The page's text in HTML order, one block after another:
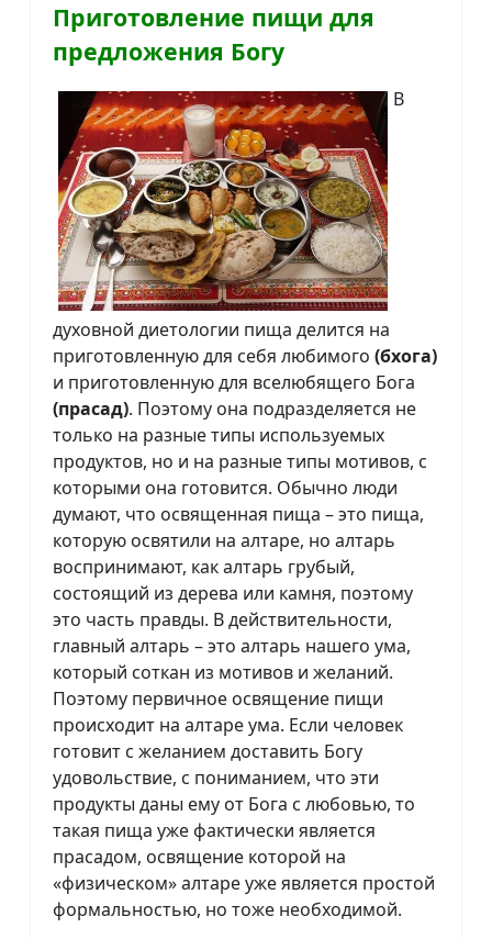
Приготовление пищи для
предложения Богу
В
духовной диетологии пища делится на
приготовленную для себя любимого (бхога)
и приготовленную для вселюбящего Бога
(прасад). Поэтому она подразделяется не
только на разные типы используемых
продуктов, но и на разные типы мотивов, с
которыми она готовится. Обычно люди
думают, что освященная пища – это пища,
которую освятили на алтаре, но алтарь
воспринимают, как алтарь грубый,
состоящий из дерева или камня, поэтому
это часть правды. В действительности,
главный алтарь – это алтарь нашего ума,
который соткан из мотивов и желаний.
Поэтому первичное освящение пищи
происходит на алтаре ума. Если человек
готовит с желанием доставить Богу
удовольствие, с пониманием, что эти
продукты даны ему от Бога с любовью, то
такая пища уже фактически является
прасадом, освящение которой на
«физическом» алтаре уже является простой
формальностью, но тоже необходимой.